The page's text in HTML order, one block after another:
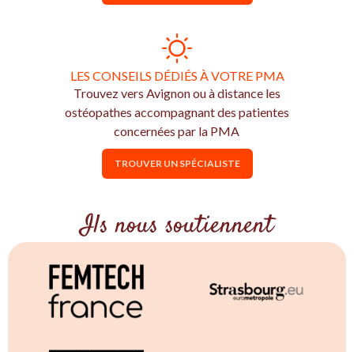
LES CONSEILS DÉDIÉS À VOTRE PMA
Trouvez vers Avignon ou à distance les
ostéopathes accompagnant des patientes
concernées par la PMA
TROUVER UN SPÉCIALISTE
Ils nous soutiennent